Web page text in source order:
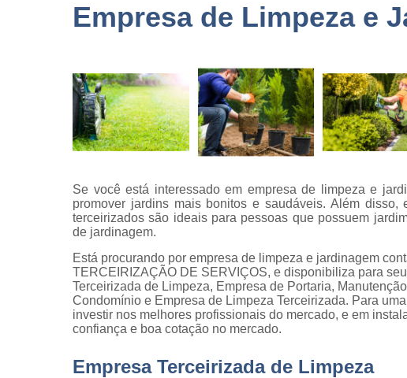
Empresas de
logística
monitoramento
Empresas de
paisagismo
Empresas de
recrutamento e
Empresas de
terceirização
limpezas
Empresas
terceirizadas
Inspeção de
Empresa de Limpeza e
Se você está interessado em empresa de limpeza e
promover jardins mais bonitos e saudáveis. Além
terceirizados são ideais para pessoas que possuem
de jardinagem.
Está procurando por empresa de limpeza e jardinagem
TERCEIRIZAÇÃO DE SERVIÇOS, e disponibiliza para
Terceirizada de Limpeza, Empresa de Portaria,
Condomínio e Empresa de Limpeza Terceirizada. Para
investir nos melhores profissionais do mercado, e em
confiança e boa cotação no mercado.
Empresa Terceirizada de Limpeza